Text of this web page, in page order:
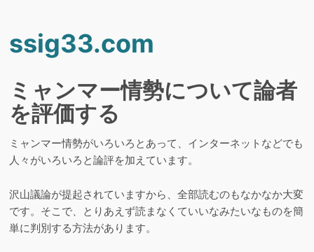
ssig33.com
ミャンマー情勢について論者
を評価する
ミャンマー情勢がいろいろとあって、インターネットなどでも
人々がいろいろと論評を加えています。
沢山議論が提起されていますから、全部読むのもなかなか大変
です。そこで、とりあえず読まなくていいなみたいなものを簡
単に判別する方法があります。